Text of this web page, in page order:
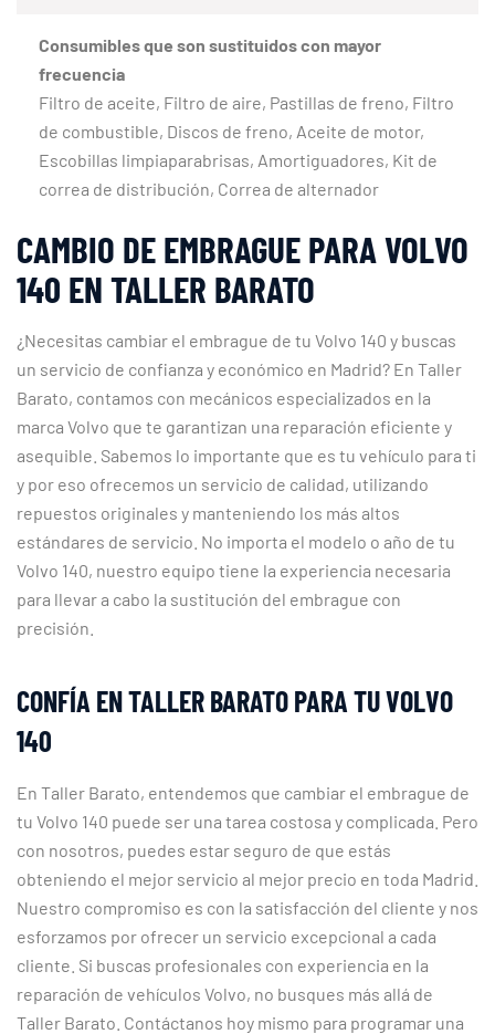
Consumibles que son sustituidos con mayor
frecuencia
Filtro de aceite, Filtro de aire, Pastillas de freno, Filtro
de combustible, Discos de freno, Aceite de motor,
Escobillas limpiaparabrisas, Amortiguadores, Kit de
correa de distribución, Correa de alternador
CAMBIO DE EMBRAGUE PARA VOLVO
140 EN TALLER BARATO
¿Necesitas cambiar el embrague de tu Volvo 140 y buscas
un servicio de confianza y económico en Madrid? En Taller
Barato, contamos con mecánicos especializados en la
marca Volvo que te garantizan una reparación eficiente y
asequible. Sabemos lo importante que es tu vehículo para ti
y por eso ofrecemos un servicio de calidad, utilizando
repuestos originales y manteniendo los más altos
estándares de servicio. No importa el modelo o año de tu
Volvo 140, nuestro equipo tiene la experiencia necesaria
para llevar a cabo la sustitución del embrague con
precisión.
CONFÍA EN TALLER BARATO PARA TU VOLVO
140
En Taller Barato, entendemos que cambiar el embrague de
tu Volvo 140 puede ser una tarea costosa y complicada. Pero
con nosotros, puedes estar seguro de que estás
obteniendo el mejor servicio al mejor precio en toda Madrid.
Nuestro compromiso es con la satisfacción del cliente y nos
esforzamos por ofrecer un servicio excepcional a cada
cliente. Si buscas profesionales con experiencia en la
reparación de vehículos Volvo, no busques más allá de
Taller Barato. Contáctanos hoy mismo para programar una